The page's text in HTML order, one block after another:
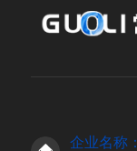
企业名称：